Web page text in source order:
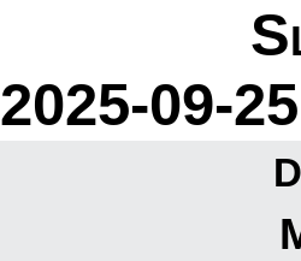
2025-09-